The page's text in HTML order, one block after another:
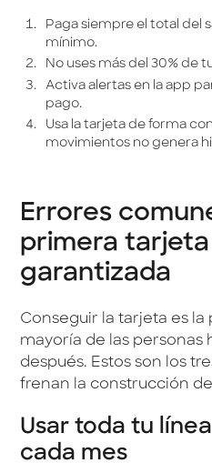
Paga siempre el total del
mínimo.
No uses más del 30% de
Activa alertas en la app
pago.
Usa la tarjeta de forma
movimientos no genera
Errores
primera
garantizada
Conseguir la tarjeta es la
mayoría de las personas
después. Estos son los
frenan la construcción
Usar toda tu
cada mes